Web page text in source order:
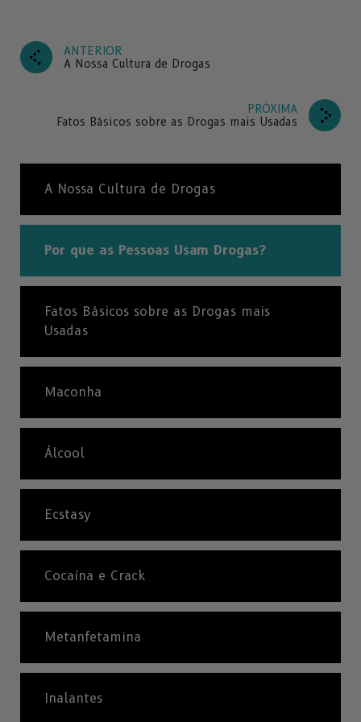
ANTERIOR
A Nossa Cultura de Drogas
PRÓXIMA
Fatos Básicos sobre as Drogas mais Usadas
A Nossa Cultura de Drogas
Por que as Pessoas Usam Drogas?
Fatos Básicos sobre as Drogas mais
Usadas
Maconha
Álcool
Ecstasy
Cocaína e Crack
Metanfetamina
Inalantes